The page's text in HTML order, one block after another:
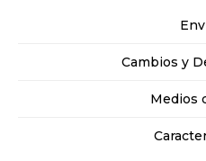
Cambios y
Medios